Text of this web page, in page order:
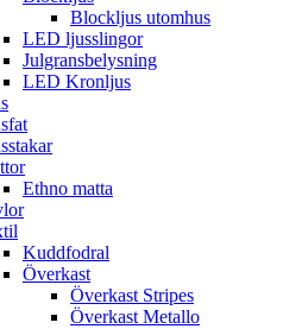
Blockljus utomhus
LED ljusslingor
Julgransbelysning
LED Kronljus
Ethno matta
Kuddfodral
Överkast
Överkast Stripes
Överkast Metallo